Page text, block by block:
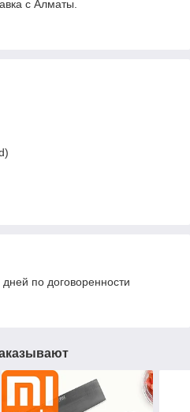
с Алматы.
по договоренности